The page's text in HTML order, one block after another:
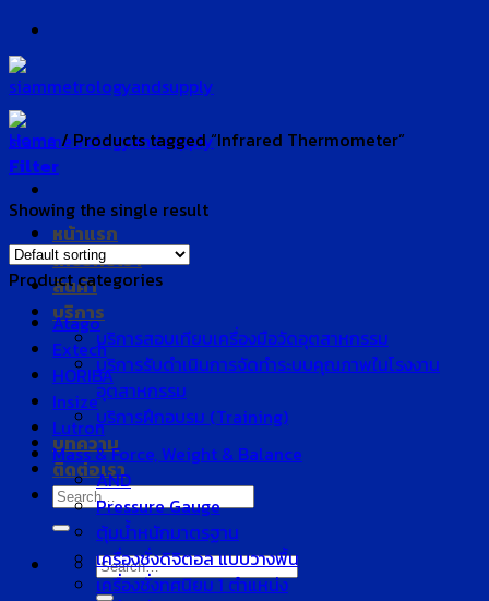
Skip
to
content
หน้าแรก
เกี่ยวกับเรา
สินค้า
บริการ
บริการสอบเทียบเครื่องมือวัดอุตสาหกรรม
บริการรับดำเนินการจัดทำระบบคุณภาพในโรงงาน
อุตสาหกรรม
บริการฝึกอบรม (Training)
บทความ
ติดต่อเรา
Search
for:
Search
for:
Home /Products tagged “Infrared Thermometer”
Filter
Showing the single result
Product categories
Atago
Extech
HORIBA
Insize
Lutron
Mass & Force, Weight & Balance
AND
Pressure Gauge
ตุ้มน้ำหนักมาตรฐาน
เครื่องชั่งดิจิตอล แบบวางพื้น
เครื่องชั่งทศนิยม 1 ตำแหน่ง